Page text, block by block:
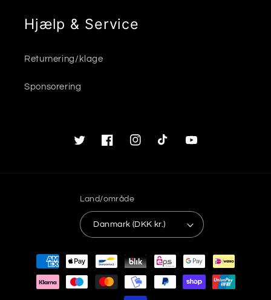
Hjælp & Service
Returnering/klage
Sponsorering
TwitterFacebookInstagramTikTok YouTube
Land/område
Danmark (DKK kr.)
Betalingsmetoder